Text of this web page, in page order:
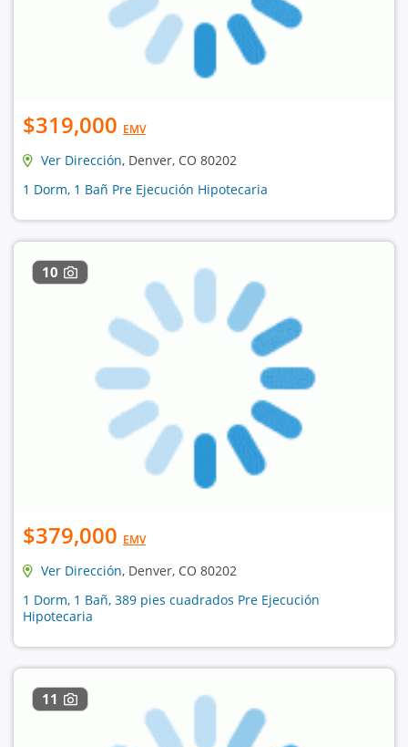
$319,000 EMV
Ver Dirección, Denver, CO 80202
1 Dorm, 1 Bañ Pre Ejecución Hipotecaria
10
$379,000 EMV
Ver Dirección, Denver, CO 80202
1 Dorm, 1 Bañ, 389 pies cuadrados Pre Ejecución
Hipotecaria
11